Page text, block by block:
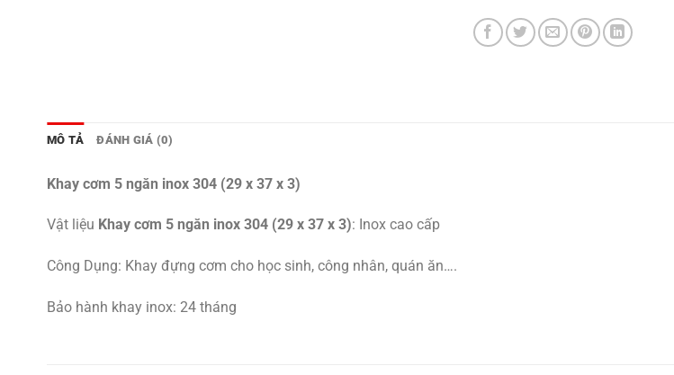
MÔ TẢ ĐÁNH GIÁ (0)
Khay cơm 5 ngăn inox 304 (29 x 37 x 3)
Vật liệu Khay cơm 5 ngăn inox 304 (29 x 37 x 3): Inox cao cấp
Công Dụng: Khay đựng cơm cho học sinh, công nhân, quán ăn….
Bảo hành khay inox: 24 tháng